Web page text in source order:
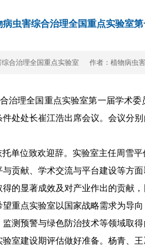
病虫害综合治理全国重点实验室
综合治理全国重点实验室 作者：植物病虫
治理全国重点实验室第一届学术
处处长崔江浩出席会议。会议分
单位致欢迎辞。实验室主任周雪
贡献、学术交流与平台建设等方
的显著成效及对产业作出的贡献
重点实验室以国家战略需求为导
测预警与绿色防治技术等领域取
室建设期评估做好准备。杨青、